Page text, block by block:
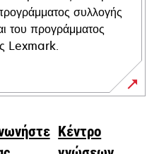
συλλογής
του προγράμματος
Lexmark.
Κέντρο